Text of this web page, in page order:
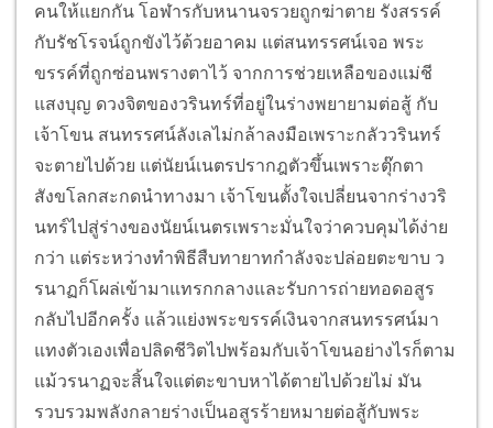
คนให้แยกกัน โอฬารกับหนานจรวยถูกฆ่าตาย รังสรรค์
กับรัชโรจน์ถูกขังไว้ด้วยอาคม แต่สนทรรศน์เจอ พระ
ขรรค์ที่ถูกซ่อนพรางตาไว้ จากการช่วยเหลือของแม่ชี
แสงบุญ ดวงจิตของวรินทร์ที่อยู่ในร่างพยายามต่อสู้ กับ
เจ้าโขน สนทรรศน์ลังเลไม่กล้าลงมือเพราะกลัววรินทร์
จะตายไปด้วย แต่นัยน์เนตรปรากฎตัวขึ้นเพราะตุ๊กตา
สังขโลกสะกดนำทางมา เจ้าโขนตั้งใจเปลี่ยนจากร่างวริ
นทร์ไปสู่ร่างของนัยน์เนตรเพราะมั่นใจว่าควบคุมได้ง่าย
กว่า แต่ระหว่างทำพิธีสืบทายาทกำลังจะปล่อยตะขาบ ว
รนาฏก็โผล่เข้ามาแทรกกลางและรับการถ่ายทอดอสูร
กลับไปอีกครั้ง แล้วแย่งพระขรรค์เงินจากสนทรรศน์มา
แทงตัวเองเพื่อปลิดชีวิตไปพร้อมกับเจ้าโขนอย่างไรก็ตาม
แม้วรนาฏจะสิ้นใจแต่ตะขาบหาได้ตายไปด้วยไม่ มัน
รวบรวมพลังกลายร่างเป็นอสูรร้ายหมายต่อสู้กับพระ